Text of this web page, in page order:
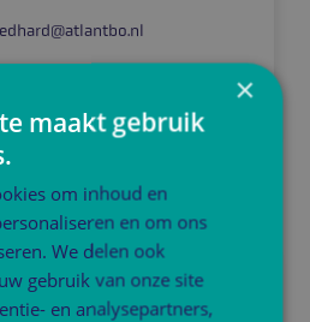
×
maakt gebruik
om inhoud en
en om ons
We delen ook
gebruik van onze site
en analysepartners,